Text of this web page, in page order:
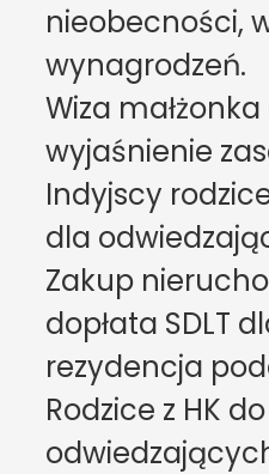
nieobecności,
wynagrodzeń.
Wiza
wyjaśnienie
Indyjscy
dla
Zakup
dopłata SDLT
rezydencja
Rodzice z HK